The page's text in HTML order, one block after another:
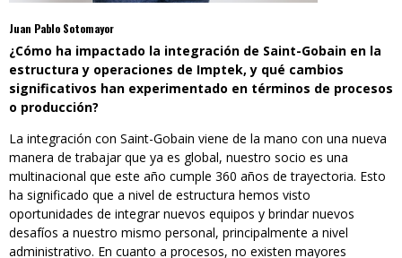
Juan Pablo Sotomayor
¿Cómo ha impactado la integración de Saint-Gobain en la
estructura y operaciones de Imptek, y qué cambios
significativos han experimentado en términos de procesos
o producción?
La integración con Saint-Gobain viene de la mano con una nueva
manera de trabajar que ya es global, nuestro socio es una
multinacional que este año cumple 360 años de trayectoria. Esto
ha significado que a nivel de estructura hemos visto
oportunidades de integrar nuevos equipos y brindar nuevos
desafíos a nuestro mismo personal, principalmente a nivel
administrativo. En cuanto a procesos, no existen mayores